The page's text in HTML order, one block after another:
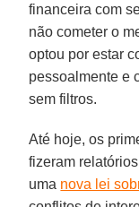
financeira com
não cometer o
optou por estar
pessoalmente e
sem filtros.
Até hoje, os
fizeram
uma nova lei